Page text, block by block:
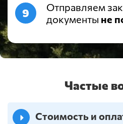
Отправляем
документы не
Частые
Стоимость и